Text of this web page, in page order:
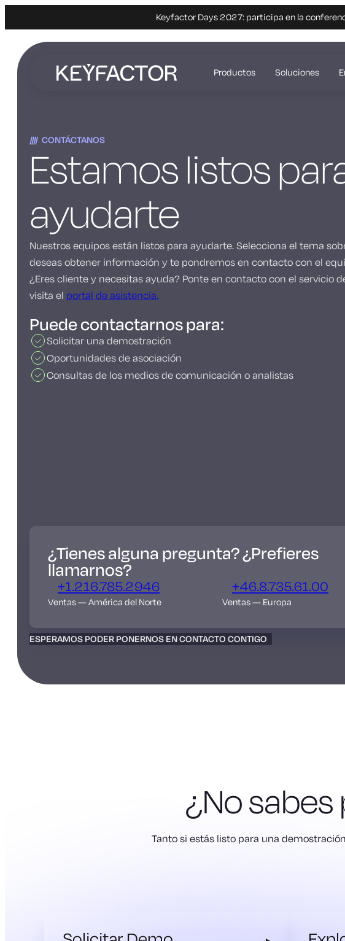
Keyfactor Days 2027: participa en la
Ir
contenido
principal
Productos Soluciones
CONTÁCTANOS
Estamos listos
ayudarte
Nuestros equipos están listos para ayudarte. Selecciona el tema
deseas obtener información y te pondremos en contacto con el
¿Eres cliente y necesitas ayuda? Ponte en contacto con el servicio
visita el portal de asistencia.
Puede contactarnos para:
Solicitar una demostración
Oportunidades de asociación
Consultas de los medios de comunicación o analistas
¿Tienes alguna pregunta? ¿Prefieres
llamarnos?
+1.216.785.2946
Ventas — América del Norte
+46.8.735.61.00
Ventas — Europa
ESPERAMOS PODER PONERNOS EN CONTACTO CONTIGO
¿No
Tanto si estás listo para una